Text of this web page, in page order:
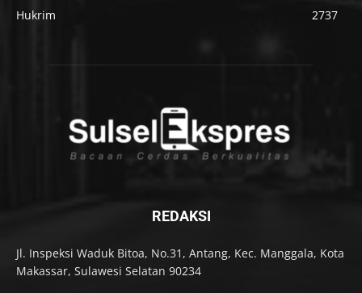
Hukrim
2737
REDAKSI
Jl. Inspeksi Waduk Bitoa, No.31, Antang, Kec. Manggala, Kota
Makassar, Sulawesi Selatan 90234